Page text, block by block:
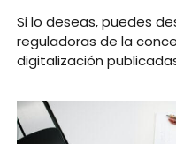
Si lo deseas, puedes
reguladoras de la
digitalización